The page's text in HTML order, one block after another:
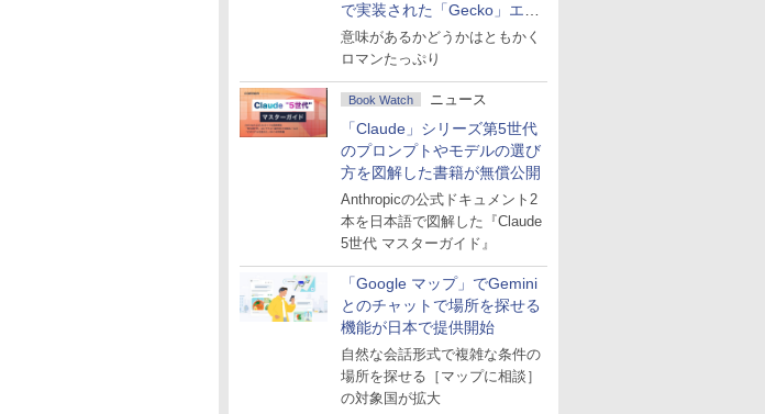
で実装された「Gecko」エン
ジン
意味があるかどうかはともかく
ロマンたっぷり
Book Watch ニュース
「Claude」シリーズ第5世代
のプロンプトやモデルの選び
方を図解した書籍が無償公開
Anthropicの公式ドキュメント2
本を日本語で図解した『Claude
5世代 マスターガイド』
「Google マップ」でGemini
とのチャットで場所を探せる
機能が日本で提供開始
自然な会話形式で複雑な条件の
場所を探せる［マップに相談］
の対象国が拡大